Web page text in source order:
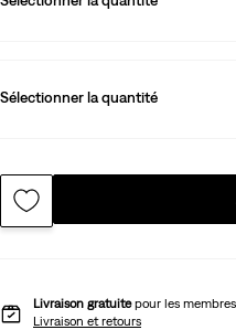
Sélectionner la quantité
Livraison gratuitepour les
Livraison et retours